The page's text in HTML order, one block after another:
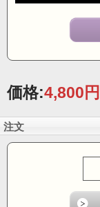
価格:4,800円
注文